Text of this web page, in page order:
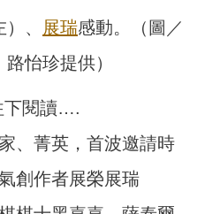
）、 展瑞感動。（圖／
怡珍提供）
下閱讀….
、菁英，首波邀請時
創作者展榮展瑞